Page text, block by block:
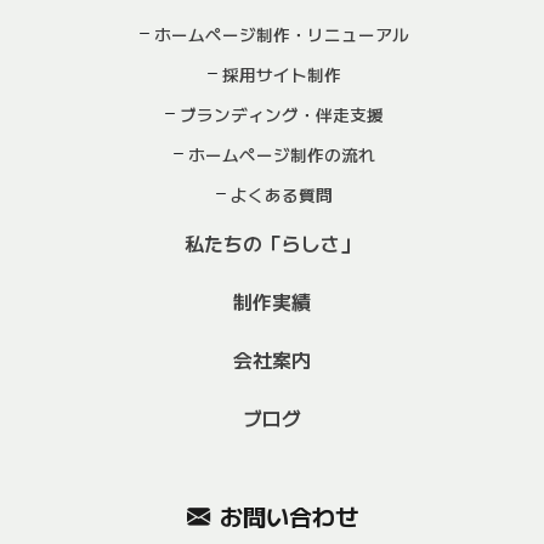
ホームページ制作・リニューアル
採用サイト制作
ブランディング・伴走支援
ホームページ制作の流れ
よくある質問
私たちの「らしさ」
制作実績
会社案内
ブログ
お問い合わせ